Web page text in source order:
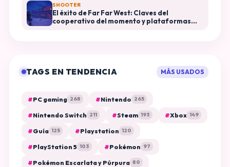
SHOOTER
El éxito de Far Far West: Claves del
cooperativo del momento y plataformas
TAGS EN TENDENCIA MÁS USADOS
#PC gaming 268 #Nintendo 265
#Nintendo Switch 211 #Steam 193 #Xbox 149
#Guía 125 #Playstation 120
#PlayStation 5 103 #Pokémon 97
#Pokémon Escarlata y Púrpura 80